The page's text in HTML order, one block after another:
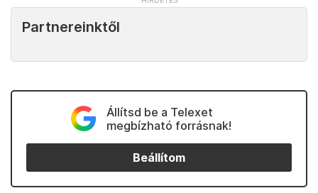
Partnereinktől
Állítsd be a Telexet
megbízható forrásnak!
Beállítom